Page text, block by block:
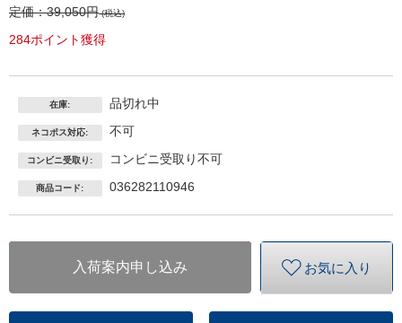
定価：39,050円(税込)
284ポイント獲得
在庫: 品切れ中
ネコポス対応: 不可
コンビニ受取り: コンビニ受取り不可
商品コード: 036282110946
入荷案内申し込み お気に入り